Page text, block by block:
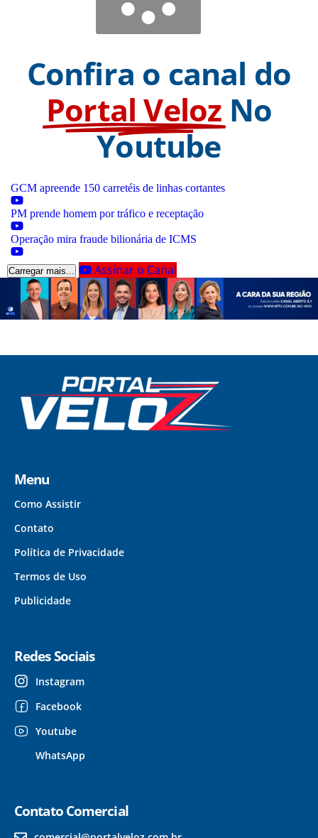
Confira o canal do
Portal Veloz No
Youtube
GCM apreende 150 carretéis de linhas cortantes
PM prende homem por tráfico e receptação
Operação mira fraude bilionária de ICMS
Carregar mais... Assinar o Canal
Menu
Como Assistir
Contato
Política de Privacidade
Termos de Uso
Publicidade
Redes Sociais
Instagram
Facebook
Youtube
WhatsApp
Contato Comercial